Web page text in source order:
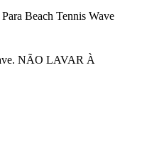
Beach Tennis Wave
NÃO LAVAR À